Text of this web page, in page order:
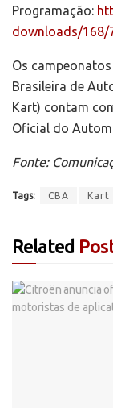
Programação:
downloads/168/
Os
Brasileira de
Kart) contam
Oficial do
Fonte:
Tags: CBA Kart
Related